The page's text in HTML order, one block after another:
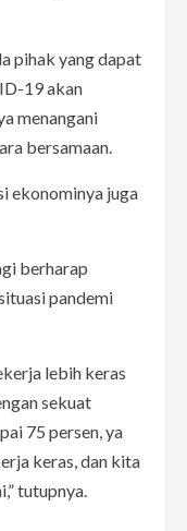
pihak yang dapat
19 akan
menangani
bersamaan.
ekonominya juga
berharap
pandemi
lebih keras
sekuat
75 persen, ya
keras, dan kita
tutupnya.